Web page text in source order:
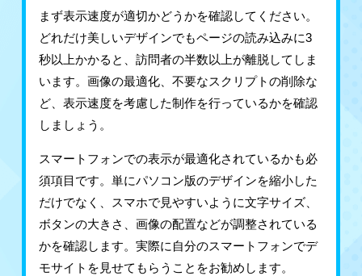
まず表示速度が適切かどうかを確認してください。
どれだけ美しいデザインでもページの読み込みに3
秒以上かかると、訪問者の半数以上が離脱してしま
います。画像の最適化、不要なスクリプトの削除な
ど、表示速度を考慮した制作を行っているかを確認
しましょう。
スマートフォンでの表示が最適化されているかも必
須項目です。単にパソコン版のデザインを縮小した
だけでなく、スマホで見やすいように文字サイズ、
ボタンの大きさ、画像の配置などが調整されている
かを確認します。実際に自分のスマートフォンでデ
モサイトを見せてもらうことをお勧めします。